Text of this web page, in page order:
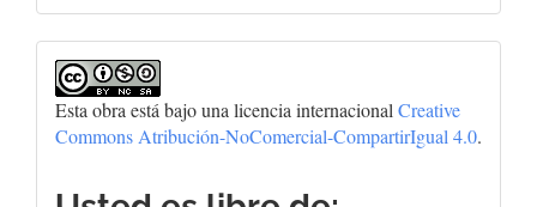
Esta obra está bajo una licencia internacional Creative
Commons Atribución-NoComercial-CompartirIgual 4.0.